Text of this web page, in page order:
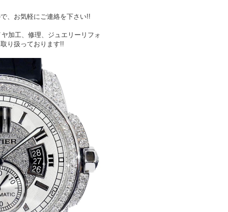
、お気軽にご連絡を下さい!!
加工、修理、ジュエリーリフォ
り扱っております!!